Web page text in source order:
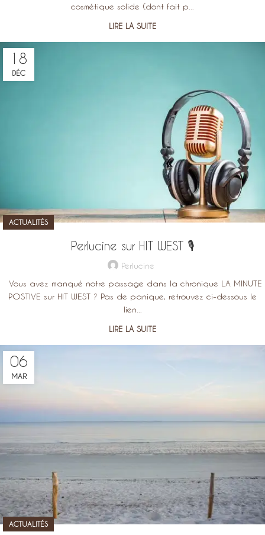
cosmétique solide (dont fait p...
LIRE LA SUITE
18
DÉC
ACTUALITÉS
Perlucine sur HIT WEST 🎙️
Perlucine
Vous avez manqué notre passage dans la chronique LA MINUTE
POSTIVE sur HIT WEST ? Pas de panique, retrouvez ci-dessous le
lien...
LIRE LA SUITE
06
MAR
ACTUALITÉS